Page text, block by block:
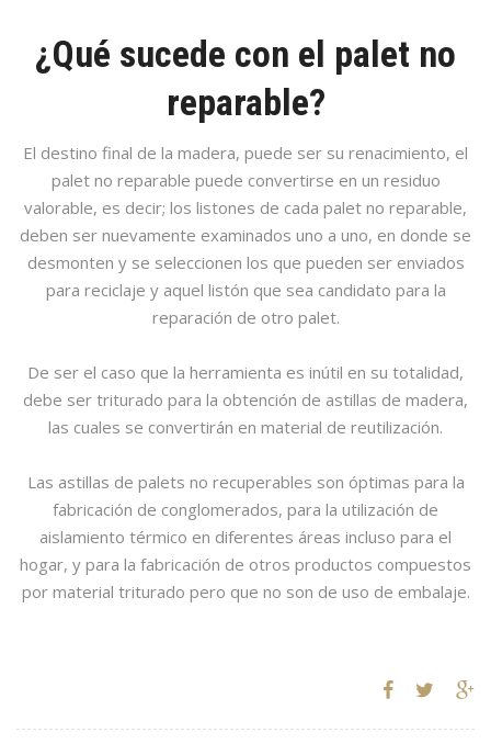
¿Qué sucede con el palet no
reparable?
El destino final de la madera, puede ser su renacimiento, el
palet no reparable puede convertirse en un residuo
valorable, es decir; los listones de cada palet no reparable,
deben ser nuevamente examinados uno a uno, en donde se
desmonten y se seleccionen los que pueden ser enviados
para reciclaje y aquel listón que sea candidato para la
reparación de otro palet.
De ser el caso que la herramienta es inútil en su totalidad,
debe ser triturado para la obtención de astillas de madera,
las cuales se convertirán en material de reutilización.
Las astillas de palets no recuperables son óptimas para la
fabricación de conglomerados, para la utilización de
aislamiento térmico en diferentes áreas incluso para el
hogar, y para la fabricación de otros productos compuestos
por material triturado pero que no son de uso de embalaje.